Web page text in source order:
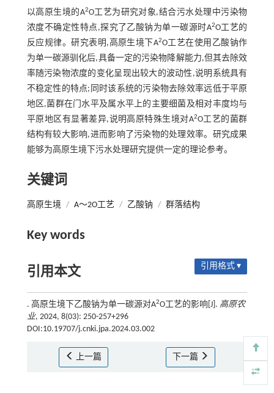
以高原生境的A2O工艺为研究对象,结合污水处理中污染物
浓度不确定性特点,探究了乙酸钠为单一碳源时A2O工艺的
反应规律。研究表明,高原生境下A2O工艺在使用乙酸钠作
为单一碳源驯化后,具备一定的污染物降解能力,但其去除效
率随污染物浓度的变化呈现出较大的波动性,说明系统具有
不稳定性的特点;同时该系统的污染物去除效率远低于平原
地区,菌群在门水平及属水平上的主要细菌及相对丰度均与
平原地区有显著差异,说明高原特殊生境对A2O工艺的菌群
结构有较大影响,进而影响了污染物的处理效率。研究成果
能够为高原生境下污水处理研究提供一定的理论参考。
关键词
高原生境 / A～2O工艺 / 乙酸钠 / 群落结构
Key words
引用本文 引用格式 ▾
. 高原生境下乙酸钠为单一碳源对A2O工艺的影响[J]. 高原农
业, 2024, 8(03): 250-257+296
DOI:10.19707/j.cnki.jpa.2024.03.002
上一篇 下一篇